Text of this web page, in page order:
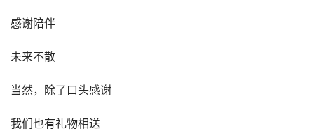
感谢陪伴
未来不散
当然，除了口头感谢
我们也有礼物相送